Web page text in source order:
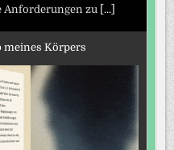
Anforderungen zu [...]
meines Körpers